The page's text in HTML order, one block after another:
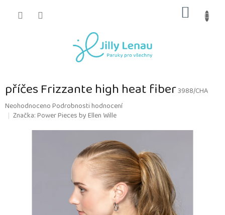
KOŠÍK
příčes Frizzante high heat fiber3988/CHA
Průměrné
hodnocení
NeohodnocenoPodrobnosti hodnocení
Značka:Power Pieces by Ellen Wille